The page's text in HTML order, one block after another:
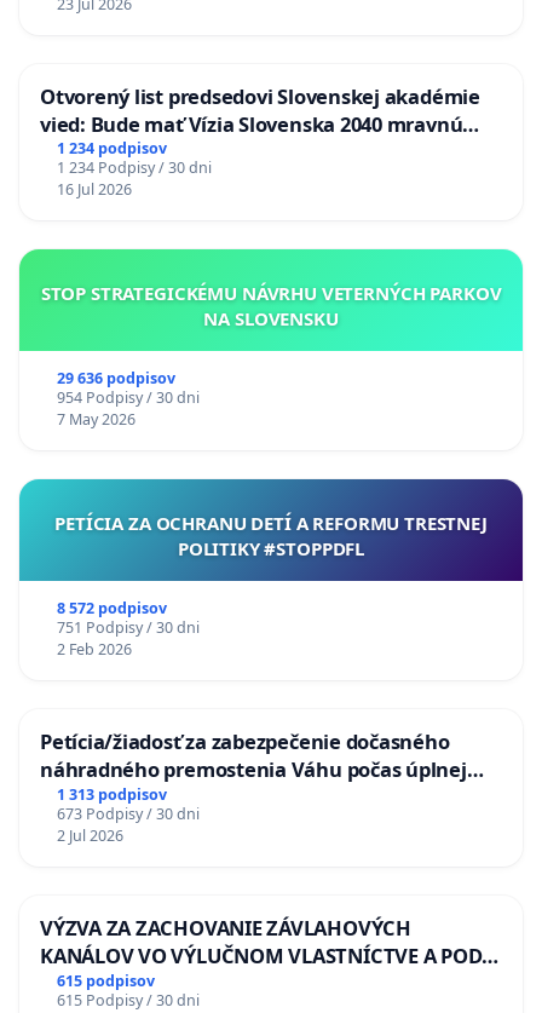
Otvorený list predsedovi Slovenskej akadémie
vied: Bude mať Vízia Slovenska 2040 mravnú
chrbticu?
1 234 podpisov
1 234 Podpisy / 30 dni
16 Jul 2026
STOP STRATEGICKÉMU NÁVRHU VETERNÝCH PARKOV
NA SLOVENSKU
29 636 podpisov
954 Podpisy / 30 dni
7 May 2026
PETÍCIA ZA OCHRANU DETÍ A REFORMU TRESTNEJ
POLITIKY #STOPPDFL
8 572 podpisov
751 Podpisy / 30 dni
2 Feb 2026
Petícia/žiadosť za zabezpečenie dočasného
náhradného premostenia Váhu počas úplnej
uzávery Vážskeho mosta v Komárne
1 313 podpisov
673 Podpisy / 30 dni
2 Jul 2026
VÝZVA ZA ZACHOVANIE ZÁVLAHOVÝCH
KANÁLOV VO VÝLUČNOM VLASTNÍCTVE A POD
KONTROLOU SLOVENSKEJ REPUBLIKY & žiadosť
615 podpisov
615 Podpisy / 30 dni